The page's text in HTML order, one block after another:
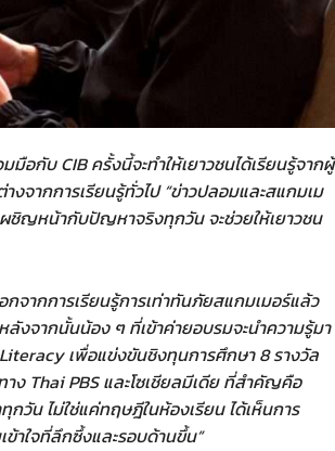
มมือกับ CIB ครั้งนี้จะทำให้เยาวชนได้เรียนรู้จากผู้
จากการเรียนรู้ทั่วไป “ข่าวปลอมและสแกมเม
ผชิญหน้ากับปัญหาจริงทุกวัน จะช่วยให้เยาวชน
กจากการเรียนรู้การเท่าทันภัยสแกมเมอร์แล้ว
งจากนั้นน้อง ๆ ที่เข้าค่ายอบรมจะนำความรู้มา
เพื่อแข่งขันชิงทุนการศึกษา 8 รางวัล
ง Thai PBS และโซเชียลมีเดีย ที่สำคัญคือ
วัน ไม่ใช่แค่ทฤษฎีในห้องเรียน ได้เห็นการ
าใจที่ลึกซึ้งและรอบด้านขึ้น”